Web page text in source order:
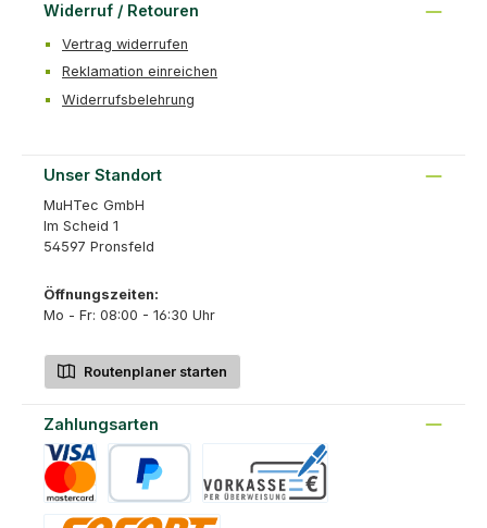
Widerruf / Retouren
Vertrag widerrufen
Reklamation einreichen
Widerrufsbelehrung
Unser Standort
MuHTec GmbH
Im Scheid 1
54597 Pronsfeld
Öffnungszeiten:
Mo - Fr: 08:00 - 16:30 Uhr
Routenplaner starten
Zahlungsarten